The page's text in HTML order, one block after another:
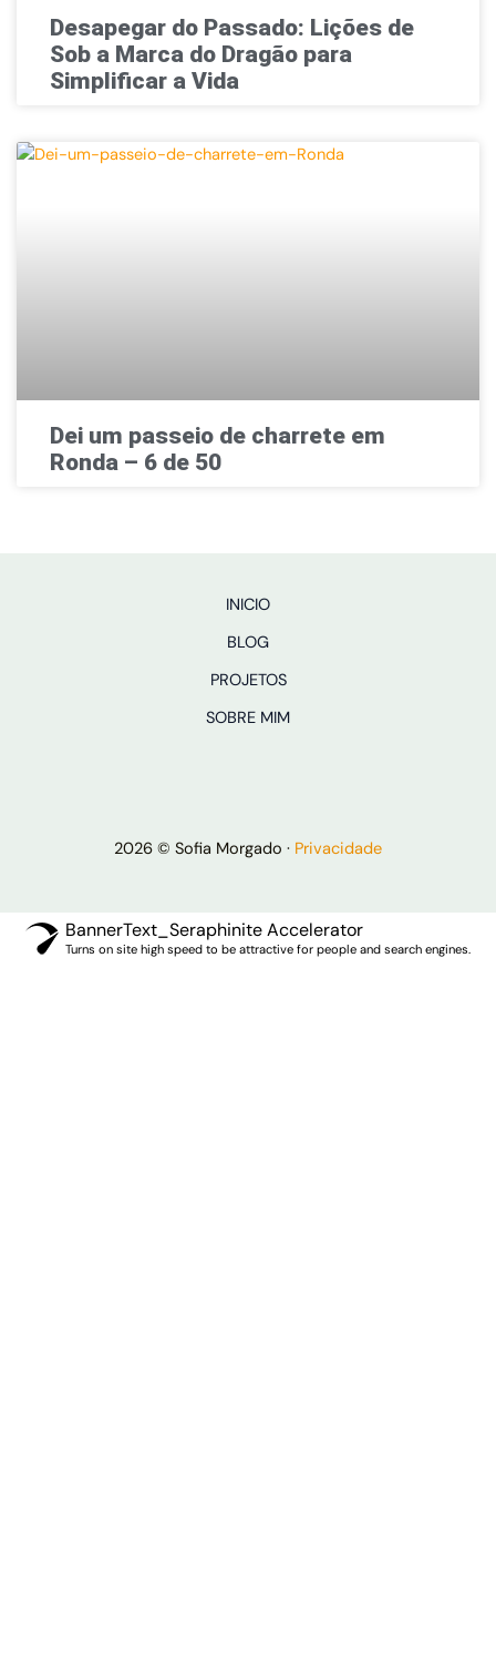
Desapegar do Passado: Lições de
Sob a Marca do Dragão para
Simplificar a Vida
Dei um passeio de charrete em
Ronda – 6 de 50
INICIO
BLOG
PROJETOS
SOBRE MIM
2026 © Sofia Morgado · Privacidade
BannerText_Seraphinite Accelerator
Turns on site high speed to be attractive for people and search engines.